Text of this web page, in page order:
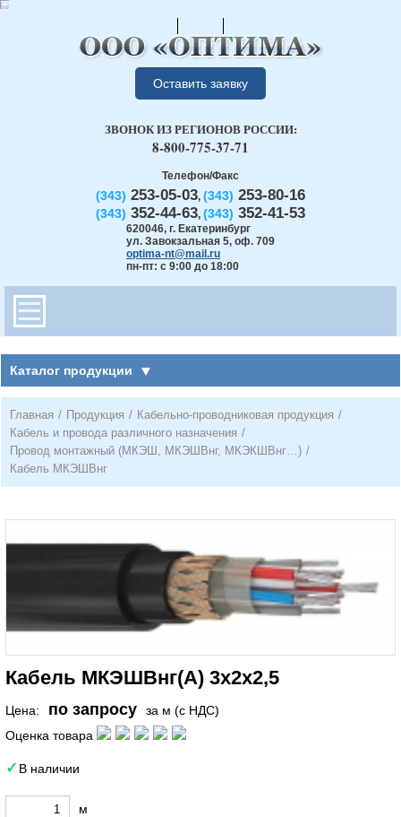
Оставить заявку
Телефон/Факс
(343) 253-05-03, (343) 253-80-16
(343) 352-44-63, (343) 352-41-53
620046, г. Екатеринбург
ул. Завокзальная 5, оф. 709
optima-nt@mail.ru
пн-пт: с 9:00 до 18:00
ЗВОНОК ИЗ РЕГИОНОВ РОССИИ:
8-800-775-37-71
Каталог продукции
Главная / Продукция / Кабельно-проводниковая продукция /
Кабель и провода различного назначения /
Провод монтажный (МКЭШ, МКЭШВнг, МКЭКШВнг…) /
Кабель МКЭШВнг
Кабель МКЭШВнг(А) 3х2х2,5
Цена: по запросу
за м (с НДС)
Оценка товара
В наличии
м